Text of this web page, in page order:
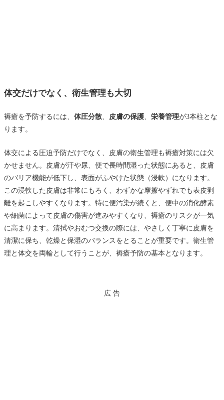
体交だけでなく、衛生管理も大切
褥瘡を予防するには、 体圧分散、 皮膚の保護、 栄養管理が3本柱とな
ります。
体交による圧迫予防だけでなく、皮膚の衛生管理も褥瘡対策には欠
かせません。皮膚が汗や尿、便で長時間湿った状態にあると、皮膚
のバリア機能が低下し、表面がふやけた状態（浸軟）になります。
この浸軟した皮膚は非常にもろく、わずかな摩擦やずれでも表皮剥
離を起こしやすくなります。特に便汚染が続くと、便中の消化酵素
や細菌によって皮膚の傷害が進みやすくなり、褥瘡のリスクが一気
に高まります。清拭やおむつ交換の際には、やさしく丁寧に皮膚を
清潔に保ち、乾燥と保湿のバランスをとることが重要です。衛生管
理と体交を両輪として行うことが、褥瘡予防の基本となります。
広 告